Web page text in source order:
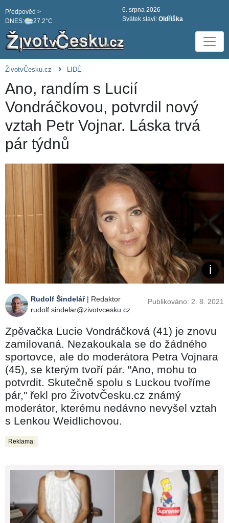
DNES: 27.2°C
Předpověd >
6. srpna 2026
Svátek slaví: Oldřiška
ŽivotvČesku.cz LIDÉ
Ano, randím s Lucií
Vondráčkovou, potvrdil nový
vztah Petr Vojnar. Láska trvá
pár týdnů
Rudolf Šindelář| Redaktor
rudolf.sindelar@zivotvcesku.cz
Publikováno: 2. 8. 2021
Zpěvačka Lucie Vondráčková (41) je znovu
zamilovaná. Nezakoukala se do žádného
sportovce, ale do moderátora Petra Vojnara
(45), se kterým tvoří pár. "Ano, mohu to
potvrdit. Skutečně spolu s Luckou tvoříme
pár," řekl pro ŽivotvČesku.cz známý
moderátor, kterému nedávno nevyšel vztah
s Lenkou Weidlichovou.
Reklama: